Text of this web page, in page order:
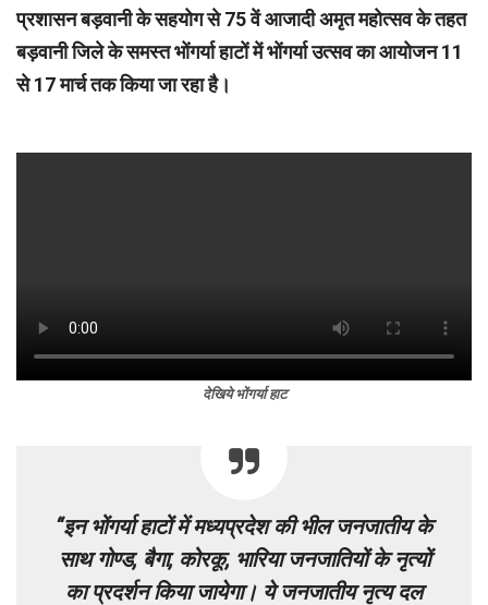
प्रशासन बड़वानी के सहयोग से 75 वें आजादी अमृत महोत्सव के तहत
बड़वानी जिले के समस्त भोंगर्या हाटों में भोंगर्या उत्सव का आयोजन 11
से 17 मार्च तक किया जा रहा है।
देखिये भोंगर्या हाट
“इन भोंगर्या हाटों में मध्यप्रदेश की भील जनजातीय के
साथ गोण्ड, बैगा, कोरकू, भारिया जनजातियों के नृत्यों
का प्रदर्शन किया जायेगा। ये जनजातीय नृत्य दल